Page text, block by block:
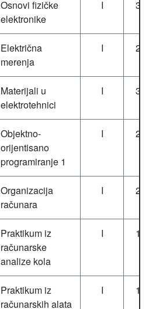
Osnovi fizičke
elektronike
I
Električna
merenja
I
Materijali u
elektrotehnici
I
Objektno-
orijentisano
programiranje 1
I
Organizacija
računara
I
Praktikum iz
računarske
analize kola
I
Praktikum iz
računarskih alata
I